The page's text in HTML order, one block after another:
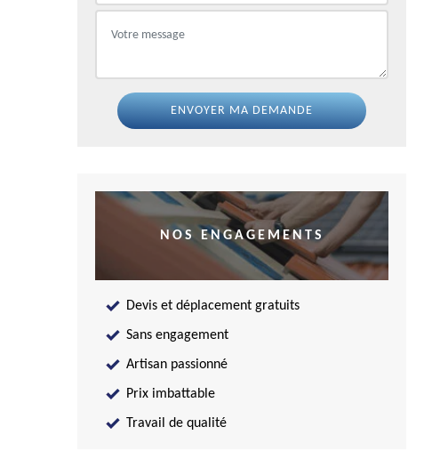
NOS ENGAGEMENTS
Devis et déplacement gratuits
Sans engagement
Artisan passionné
Prix imbattable
Travail de qualité